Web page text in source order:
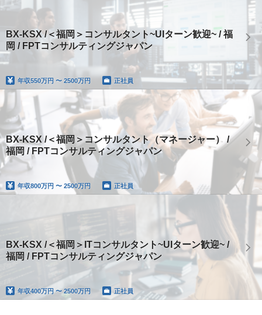
BX-KSX /＜福岡＞コンサルタント~UIターン歓迎~ / 福
岡 / FPTコンサルティングジャパン
年収550万円 〜 2500万円 正社員
BX-KSX /＜福岡＞コンサルタント（マネージャー） /
福岡 / FPTコンサルティングジャパン
年収800万円 〜 2500万円 正社員
BX-KSX /＜福岡＞ITコンサルタント~UIターン歓迎~ /
福岡 / FPTコンサルティングジャパン
年収400万円 〜 2500万円 正社員